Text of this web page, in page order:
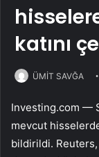
katını
ÜMİT SAVĞA
Investing.com —
mevcut
bildirildi.